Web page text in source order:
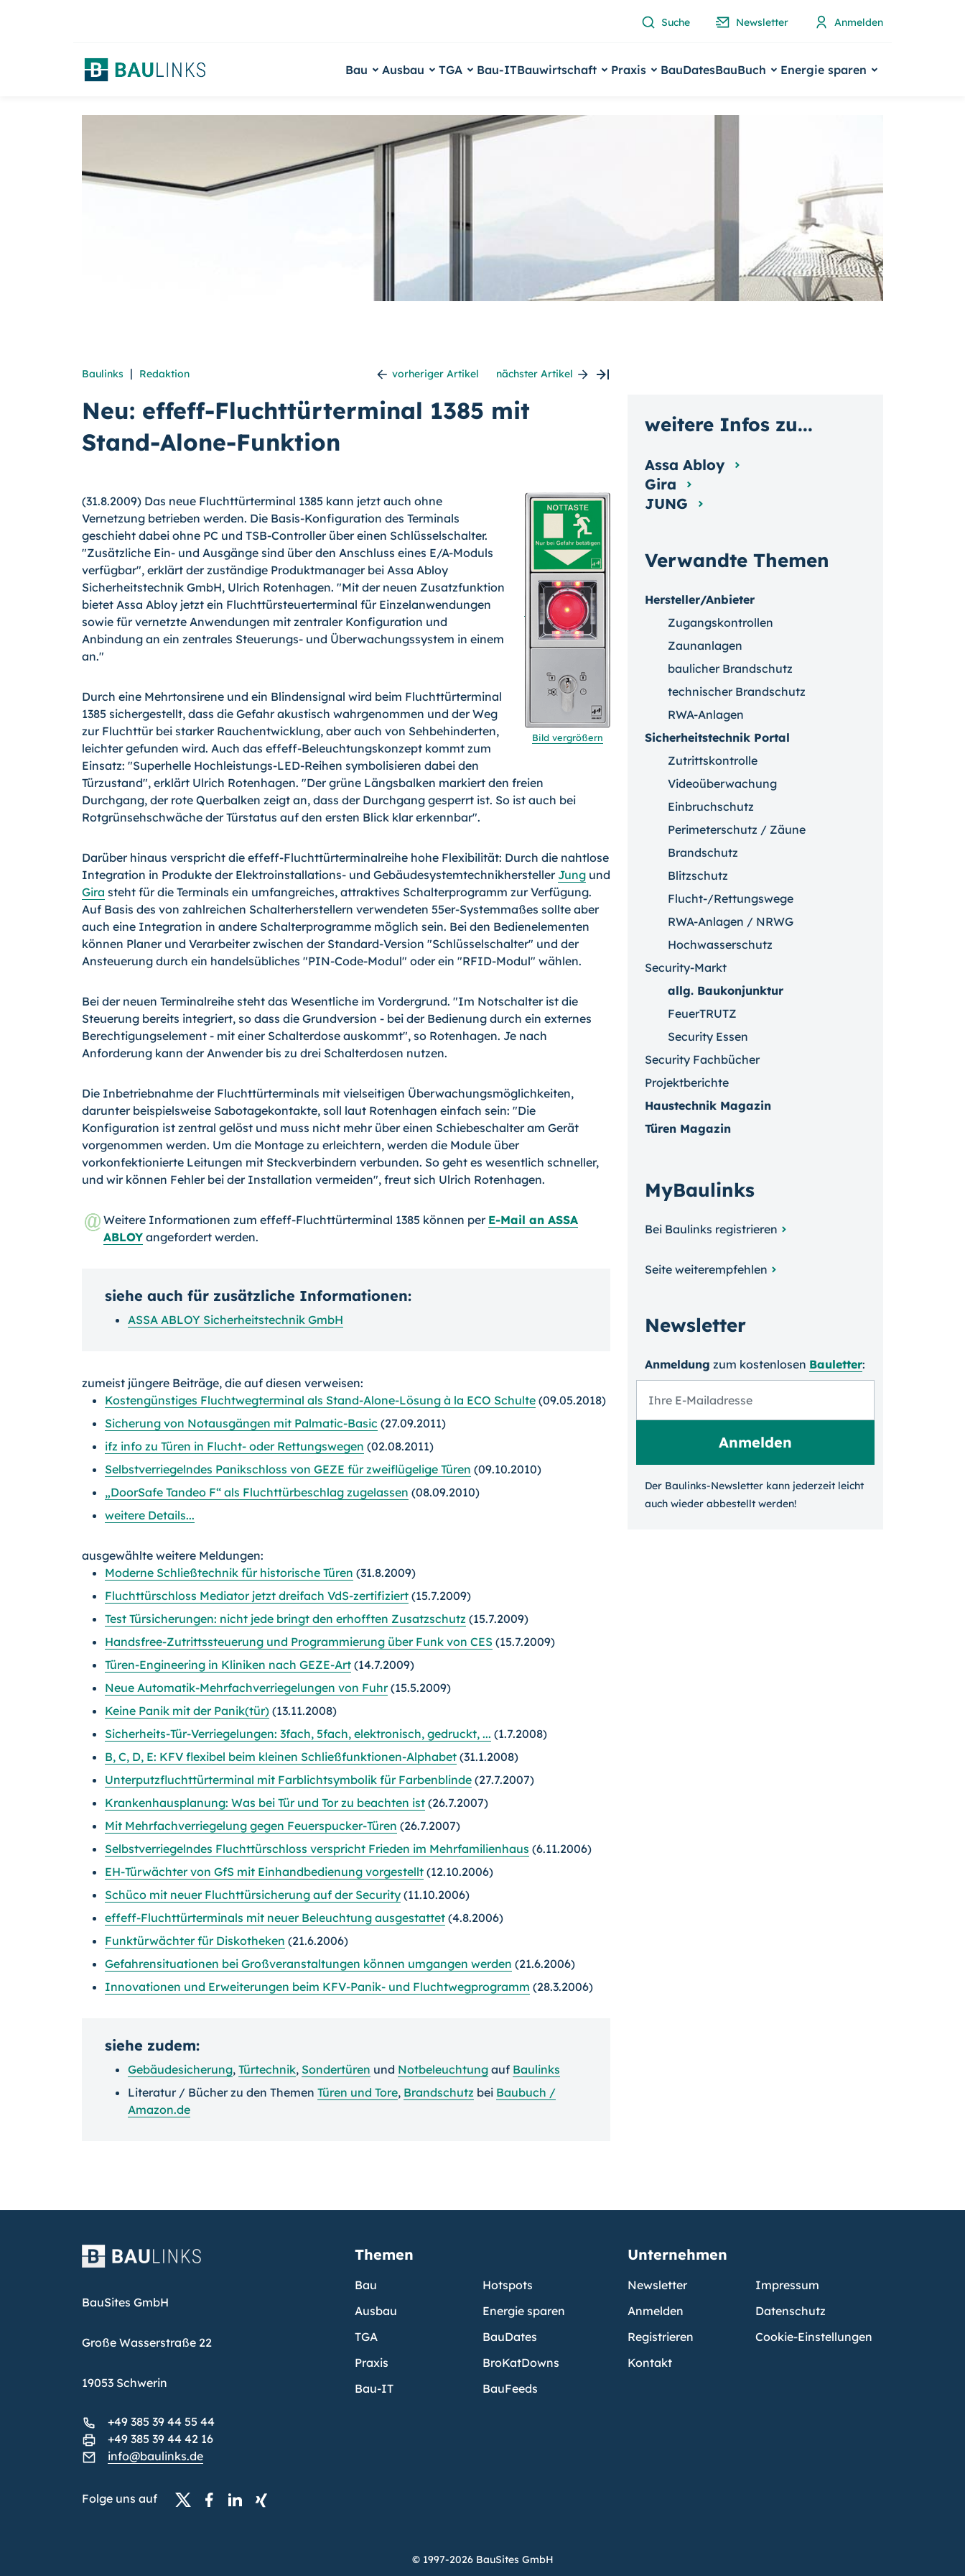
Suche Newsletter Anmelden
Bau Ausbau TGA Bau-ITBauwirtschaft Praxis BauDatesBauBuch Energie sparen
Baulinks | Redaktion vorheriger Artikel nächster Artikel
Neu: effeff-Fluchttürterminal 1385 mit
Stand-Alone-Funktion
Bild vergrößern
(31.8.2009) Das neue Fluchttürterminal 1385 kann jetzt auch ohne
Vernetzung betrieben werden. Die Basis-Konfiguration des Terminals
geschieht dabei ohne PC und TSB-Controller über einen Schlüsselschalter.
"Zusätzliche Ein- und Ausgänge sind über den Anschluss eines E/A-Moduls
verfügbar", erklärt der zuständige Produktmanager bei Assa Abloy
Sicherheitstechnik GmbH, Ulrich Rotenhagen. "Mit der neuen Zusatzfunktion
bietet Assa Abloy jetzt ein Fluchttürsteuerterminal für Einzelanwendungen
sowie für vernetzte Anwendungen mit zentraler Konfiguration und
Anbindung an ein zentrales Steuerungs- und Überwachungssystem in einem
an."
Durch eine Mehrtonsirene und ein Blindensignal wird beim Fluchttürterminal
1385 sichergestellt, dass die Gefahr akustisch wahrgenommen und der Weg
zur Fluchttür bei starker Rauchentwicklung, aber auch von Sehbehinderten,
leichter gefunden wird. Auch das effeff-Beleuchtungskonzept kommt zum
Einsatz: "Superhelle Hochleistungs-LED-Reihen symbolisieren dabei den
Türzustand", erklärt Ulrich Rotenhagen. "Der grüne Längsbalken markiert den freien
Durchgang, der rote Querbalken zeigt an, dass der Durchgang gesperrt ist. So ist auch bei
Rotgrünsehschwäche der Türstatus auf den ersten Blick klar erkennbar".
Darüber hinaus verspricht die effeff-Fluchttürterminalreihe hohe Flexibilität: Durch die nahtlose
Integration in Produkte der Elektroinstallations- und Gebäudesystemtechnikhersteller Jung und
Gira steht für die Terminals ein umfangreiches, attraktives Schalterprogramm zur Verfügung.
Auf Basis des von zahlreichen Schalterherstellern verwendeten 55er-Systemmaßes sollte aber
auch eine Integration in andere Schalterprogramme möglich sein. Bei den Bedienelementen
können Planer und Verarbeiter zwischen der Standard-Version "Schlüsselschalter" und der
Ansteuerung durch ein handelsübliches "PIN-Code-Modul" oder ein "RFID-Modul" wählen.
Bei der neuen Terminalreihe steht das Wesentliche im Vordergrund. "Im Notschalter ist die
Steuerung bereits integriert, so dass die Grundversion - bei der Bedienung durch ein externes
Berechtigungselement - mit einer Schalterdose auskommt", so Rotenhagen. Je nach
Anforderung kann der Anwender bis zu drei Schalterdosen nutzen.
Die Inbetriebnahme der Fluchttürterminals mit vielseitigen Überwachungsmöglichkeiten,
darunter beispielsweise Sabotagekontakte, soll laut Rotenhagen einfach sein: "Die
Konfiguration ist zentral gelöst und muss nicht mehr über einen Schiebeschalter am Gerät
vorgenommen werden. Um die Montage zu erleichtern, werden die Module über
vorkonfektionierte Leitungen mit Steckverbindern verbunden. So geht es wesentlich schneller,
und wir können Fehler bei der Installation vermeiden", freut sich Ulrich Rotenhagen.
Weitere Informationen zum effeff-Fluchttürterminal 1385 können per E-Mail an ASSA
ABLOY angefordert werden.
siehe auch für zusätzliche Informationen:
ASSA ABLOY Sicherheitstechnik GmbH
zumeist jüngere Beiträge, die auf diesen verweisen:
Kostengünstiges Fluchtwegterminal als Stand-Alone-Lösung à la ECO Schulte (09.05.2018)
Sicherung von Notausgängen mit Palmatic-Basic (27.09.2011)
ifz info zu Türen in Flucht- oder Rettungswegen (02.08.2011)
Selbstverriegelndes Panikschloss von GEZE für zweiflügelige Türen (09.10.2010)
„DoorSafe Tandeo F“ als Fluchttürbeschlag zugelassen (08.09.2010)
weitere Details...
ausgewählte weitere Meldungen:
Moderne Schließtechnik für historische Türen (31.8.2009)
Fluchttürschloss Mediator jetzt dreifach VdS-zertifiziert (15.7.2009)
Test Türsicherungen: nicht jede bringt den erhofften Zusatzschutz (15.7.2009)
Handsfree-Zutrittssteuerung und Programmierung über Funk von CES (15.7.2009)
Türen-Engineering in Kliniken nach GEZE-Art (14.7.2009)
Neue Automatik-Mehrfachverriegelungen von Fuhr(15.5.2009)
Keine Panik mit der Panik(tür) (13.11.2008)
Sicherheits-Tür-Verriegelungen: 3fach, 5fach, elektronisch, gedruckt, ... (1.7.2008)
B, C, D, E: KFV flexibel beim kleinen Schließfunktionen-Alphabet (31.1.2008)
Unterputzfluchttürterminal mit Farblichtsymbolik für Farbenblinde (27.7.2007)
Krankenhausplanung: Was bei Tür und Tor zu beachten ist (26.7.2007)
Mit Mehrfachverriegelung gegen Feuerspucker-Türen (26.7.2007)
Selbstverriegelndes Fluchttürschloss verspricht Frieden im Mehrfamilienhaus (6.11.2006)
EH-Türwächter von GfS mit Einhandbedienung vorgestellt (12.10.2006)
Schüco mit neuer Fluchttürsicherung auf der Security (11.10.2006)
effeff-Fluchttürterminals mit neuer Beleuchtung ausgestattet (4.8.2006)
Funktürwächter für Diskotheken (21.6.2006)
Gefahrensituationen bei Großveranstaltungen können umgangen werden (21.6.2006)
Innovationen und Erweiterungen beim KFV-Panik- und Fluchtwegprogramm (28.3.2006)
siehe zudem:
Gebäudesicherung, Türtechnik, Sondertüren und Notbeleuchtung auf Baulinks
Literatur / Bücher zu den Themen Türen und Tore, Brandschutz bei Baubuch /
Amazon.de
Verwandte Themen
Hersteller/Anbieter
Zugangskontrollen
Zaunanlagen
baulicher Brandschutz
technischer Brandschutz
RWA-Anlagen
Sicherheitstechnik Portal
Zutrittskontrolle
Videoüberwachung
Einbruchschutz
Perimeterschutz / Zäune
Brandschutz
Blitzschutz
Flucht-/Rettungswege
RWA-Anlagen / NRWG
Hochwasserschutz
Security-Markt
allg. Baukonjunktur
FeuerTRUTZ
Security Essen
Security Fachbücher
Projektberichte
Haustechnik Magazin
Türen Magazin
MyBaulinks
Bei Baulinks registrieren
Seite weiterempfehlen
Newsletter
Anmeldung zum kosten­losen Bauletter:
Der Baulinks-Newsletter kann jeder­zeit leicht
auch wieder ab­bestellt werden!
weitere Infos zu...
Assa Abloy
Gira
JUNG
BauSites GmbH
Große Wasserstraße 22
19053 Schwerin
+49 385 39 44 55 44
+49 385 39 44 42 16
info@baulinks.de
Folge uns auf
Themen
Bau
Ausbau
TGA
Praxis
Bau-IT
Hotspots
Energie sparen
BauDates
BroKatDowns
BauFeeds
Unternehmen
Newsletter
Anmelden
Registrieren
Kontakt
Impressum
Datenschutz
Cookie-Einstellungen
© 1997-2026 BauSites GmbH